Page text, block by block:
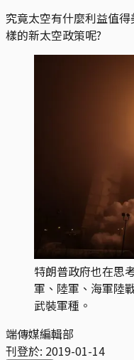
究竟太空有什麼利益值
樣的新太空政策呢?
特朗普政府也在思
軍、陸軍、海軍陸
武裝軍種。
端傳媒編輯部
刊登於: 2019-01-14